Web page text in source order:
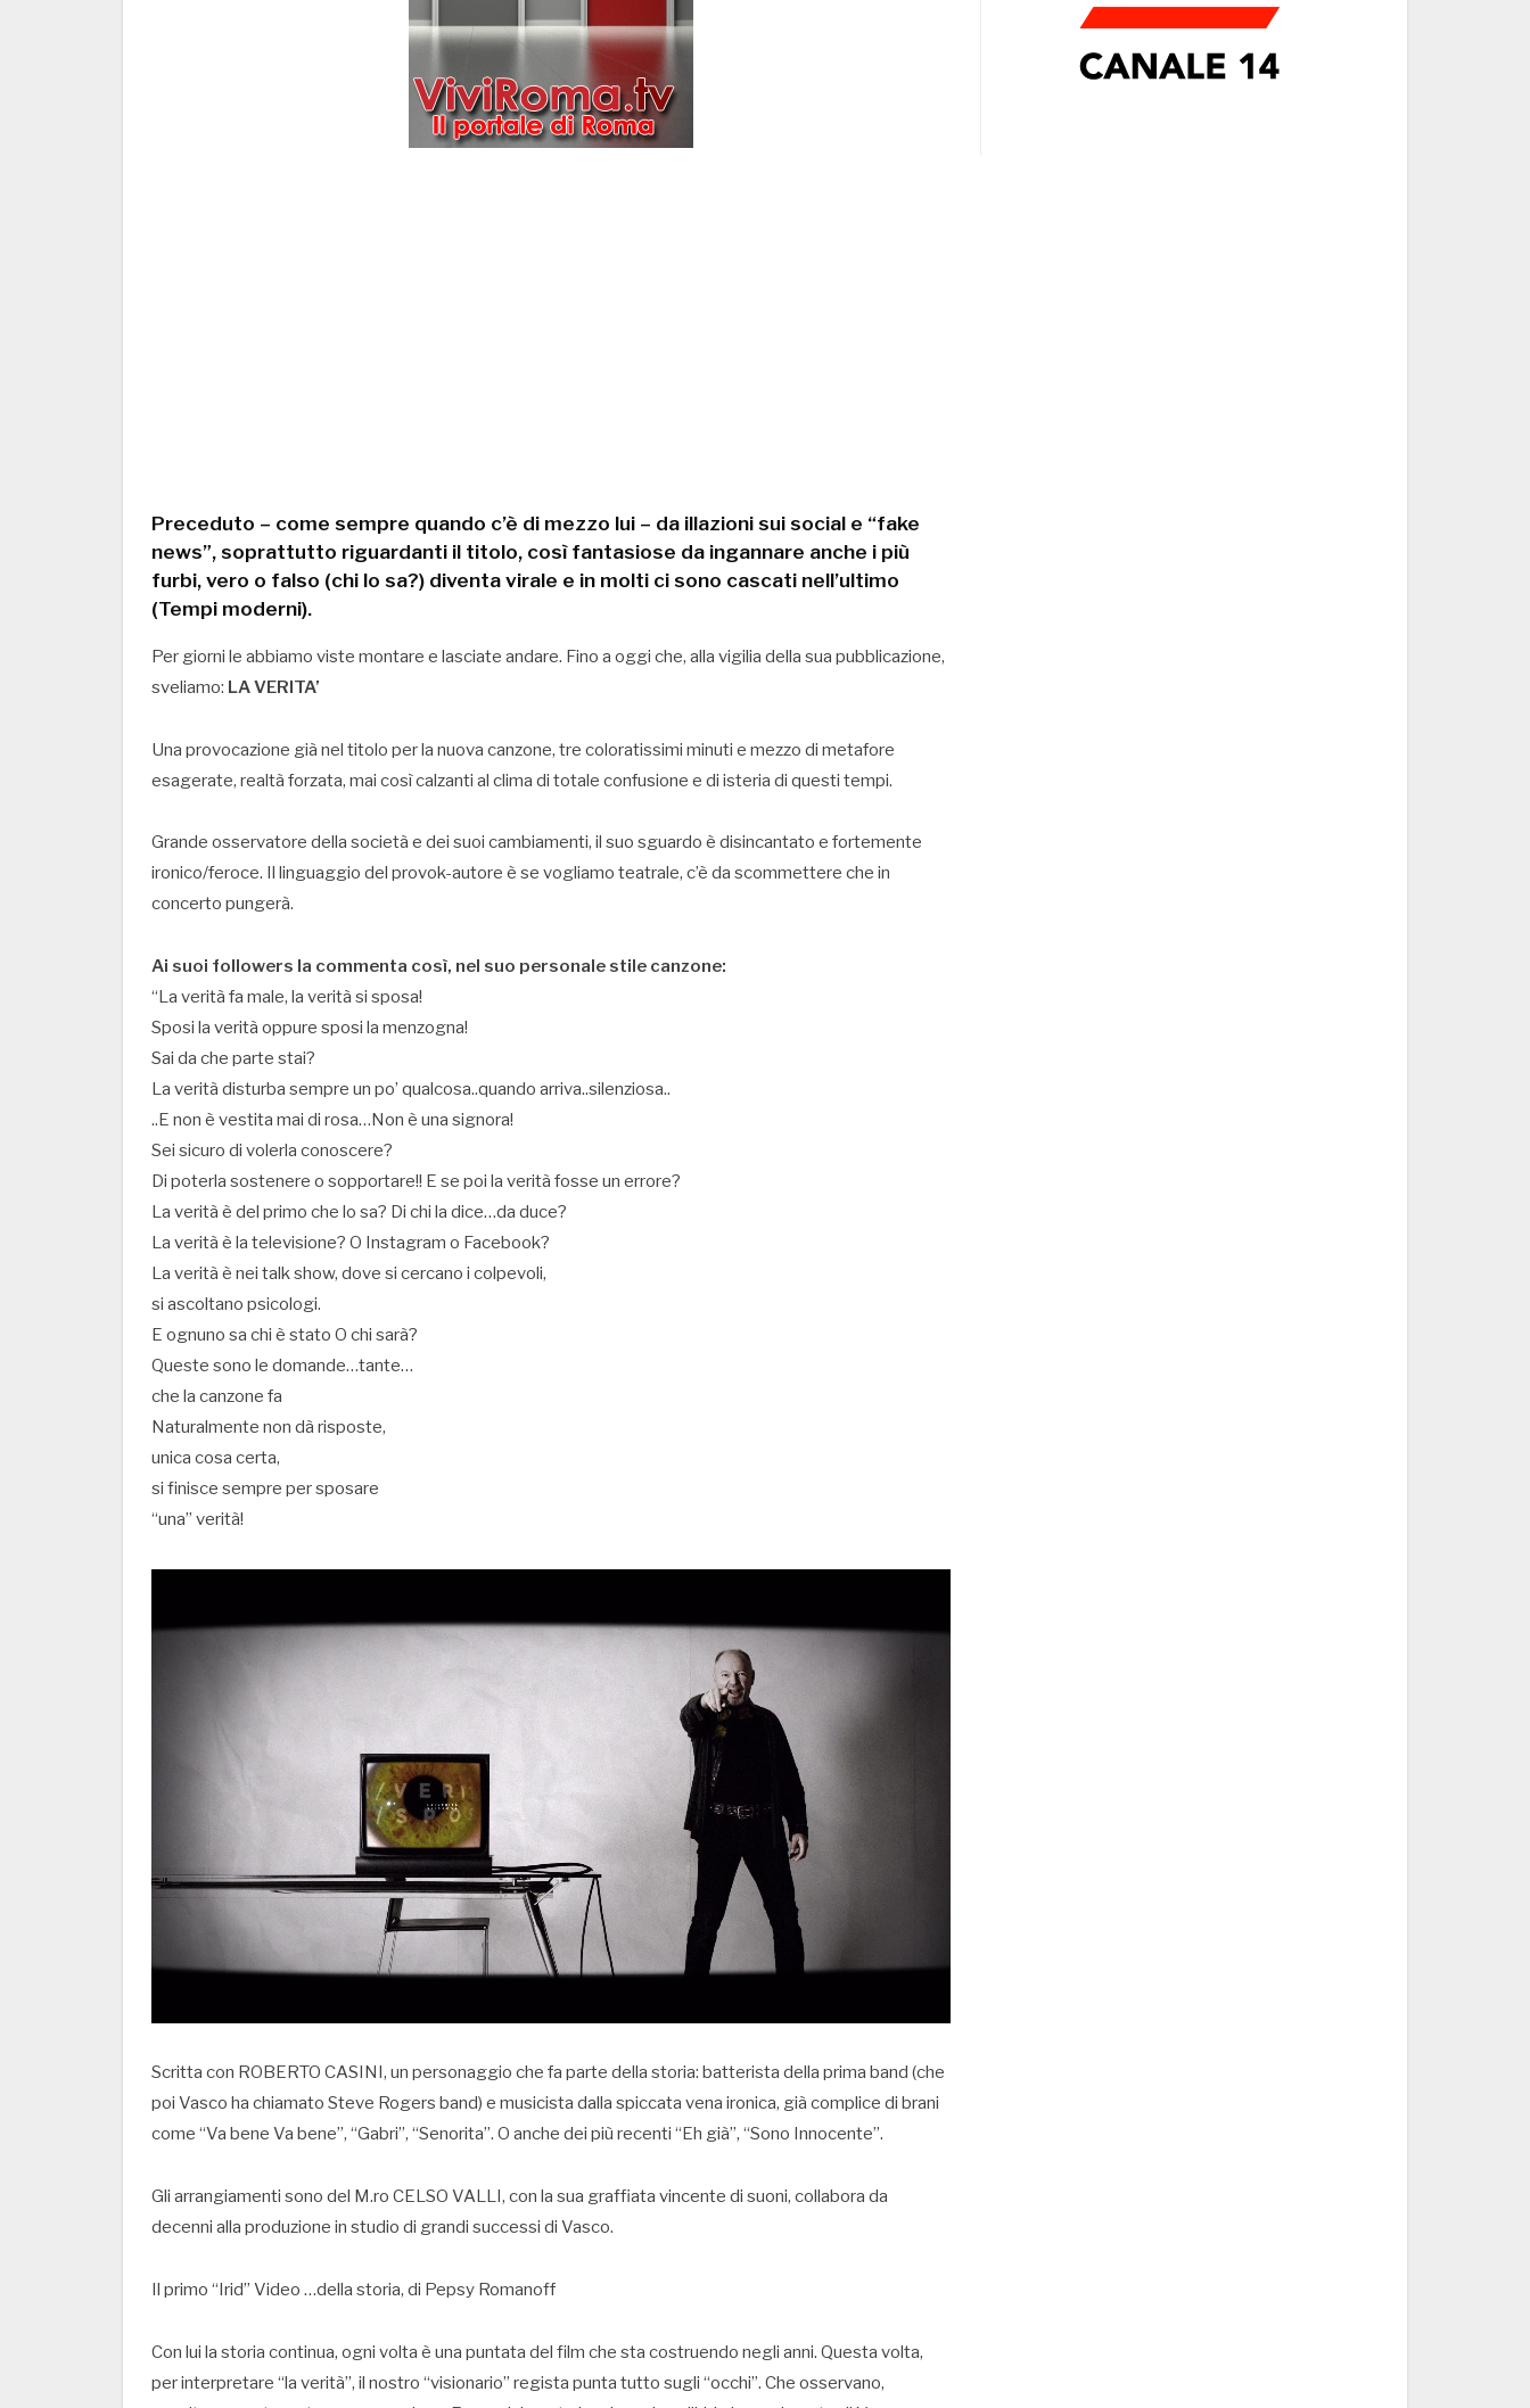
Preceduto – come sempre quando c’è di mezzo lui – da illazioni sui social e “fake
news”, soprattutto riguardanti il titolo, così fantasiose da ingannare anche i più
furbi, vero o falso (chi lo sa?) diventa virale e in molti ci sono cascati nell’ultimo
(Tempi moderni).
Per giorni le abbiamo viste montare e lasciate andare. Fino a oggi che, alla vigilia della sua pubblicazione,
sveliamo: LA VERITA’
Una provocazione già nel titolo per la nuova canzone, tre coloratissimi minuti e mezzo di metafore
esagerate, realtà forzata, mai così calzanti al clima di totale confusione e di isteria di questi tempi.
Grande osservatore della società e dei suoi cambiamenti, il suo sguardo è disincantato e fortemente
ironico/feroce. Il linguaggio del provok-autore è se vogliamo teatrale, c’è da scommettere che in
concerto pungerà.
Ai suoi followers la commenta così, nel suo personale stile canzone:
“La verità fa male, la verità si sposa!
Sposi la verità oppure sposi la menzogna!
Sai da che parte stai?
La verità disturba sempre un po’ qualcosa..quando arriva..silenziosa..
..E non è vestita mai di rosa…Non è una signora!
Sei sicuro di volerla conoscere?
Di poterla sostenere o sopportare!! E se poi la verità fosse un errore?
La verità è del primo che lo sa? Di chi la dice…da duce?
La verità è la televisione? O Instagram o Facebook?
La verità è nei talk show, dove si cercano i colpevoli,
si ascoltano psicologi.
E ognuno sa chi è stato O chi sarà?
Queste sono le domande…tante…
che la canzone fa
Naturalmente non dà risposte,
unica cosa certa,
si finisce sempre per sposare
“una” verità!
Scritta con ROBERTO CASINI, un personaggio che fa parte della storia: batterista della prima band (che
poi Vasco ha chiamato Steve Rogers band) e musicista dalla spiccata vena ironica, già complice di brani
come “Va bene Va bene”, “Gabri”, “Senorita”. O anche dei più recenti “Eh già”, “Sono Innocente”.
Gli arrangiamenti sono del M.ro CELSO VALLI, con la sua graffiata vincente di suoni, collabora da
decenni alla produzione in studio di grandi successi di Vasco.
Il primo “Irid” Video …della storia, di Pepsy Romanoff
Con lui la storia continua, ogni volta è una puntata del film che sta costruendo negli anni. Questa volta,
per interpretare “la verità”, il nostro “visionario” regista punta tutto sugli “occhi”. Che osservano,